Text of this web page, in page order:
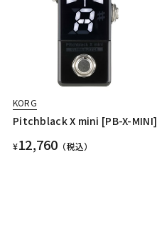
KORG
Pitchblack X mini [PB-X-MINI]
¥12,760 （税込）